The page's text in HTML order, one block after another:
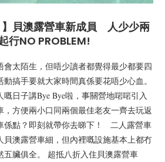
】貝澳露營車新成員 人少少兩
行NO PROBLEM!
會太陌生，但唔少讀者都覺得最少都要四
動搞手要就大家時間真係要花唔少心血。
日子講Bye Bye啦，事關營地啱啱引入
，方便兩小口同兩個最佳老友一齊去玩返
係點？即刻就帶你去睇下！ 二人露營車
貝澳露營車細，但內裡嘅設施基本上都冇
五臟俱全。 超抵八折入住貝澳露營車